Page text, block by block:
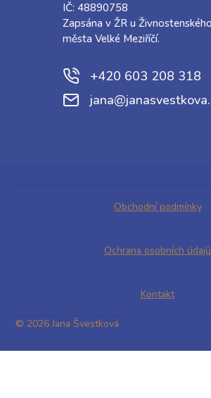
IČ: 48890758
Zapsána v ŽR u
města Velké Meziříčí.
+420 603 208 318
Obchodní podmínky
Ochrana osobních údajů
Kontakt
© 2026 Jana Švestková